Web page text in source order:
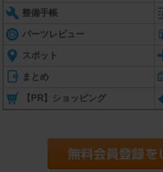
整備手帳
パーツレビュー
スポット
まとめ
【PR】ショッピング